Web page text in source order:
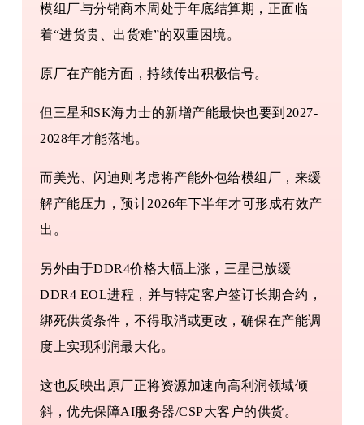
模组厂与分销商本周处于年底结算期，正面临
着“进货贵、出货难”的双重困境。
原厂在产能方面，持续传出积极信号。
但三星和SK海力士的新增产能最快也要到2027-
2028年才能落地。
而美光、闪迪则考虑将产能外包给模组厂，来缓
解产能压力，预计2026年下半年才可形成有效产
出。
另外由于DDR4价格大幅上涨，三星已放缓
DDR4 EOL进程，并与特定客户签订长期合约，
绑死供货条件，不得取消或更改，确保在产能调
度上实现利润最大化。
这也反映出原厂正将资源加速向高利润领域倾
斜，优先保障AI服务器/CSP大客户的供货。